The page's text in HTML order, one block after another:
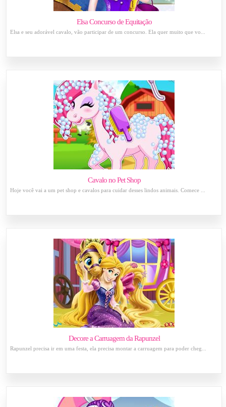
Elsa Concurso de Equitação
Elsa e seu adorável cavalo, vão participar de um concurso. Ela quer muito que vo...
Cavalo no Pet Shop
Hoje você vai a um pet shop e cavalos para cuidar desses lindos animais. Comece ...
Decore a Carruagem da Rapunzel
Rapunzel precisa ir em uma festa, ela precisa montar a carruagem para poder cheg...